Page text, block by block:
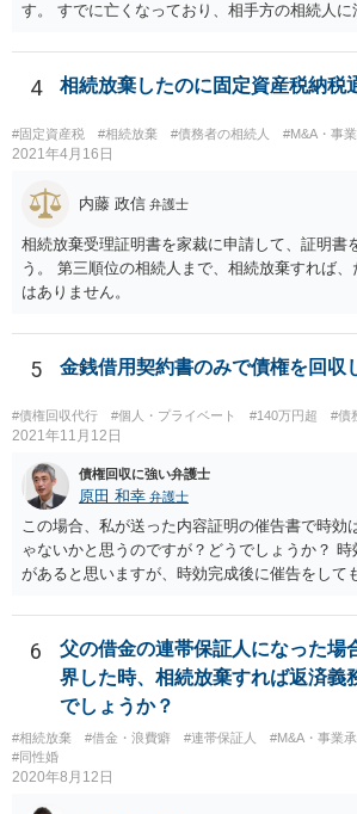
す。 すでに亡くなっており、相手方の相続人
が難しくなります。 お早めに相続人に請求し
場合は、弁護士に相談されるのがよろしいかと
4 相続放棄したのに固定資産税納税
#固定資産税 #相続放棄 #債務者の相続人 #M&A・事
2021年4月16日
内藤 政信 弁護士
相続放棄受理証明書を家裁に申請して、証明書
う。 第三順位の相続人まで、相続放棄すれば、
はありません。
5 金銭借用契約書のみで債権を回収
#債権回収代行 #個人・プライベート #140万円超 #債
2021年11月12日
債権回収に強い弁護士
原田 和幸 弁護士
この場合、私が送った内容証明の催告書で時効
ゃないかと思うのですが？どうでしょうか？
があると思いますが、時効完成後に催告をして
6
父の借金の連帯保証人になった場
界した時、相続放棄すれば返済義
でしょうか？
#相続放棄 #借金・浪費癖 #連帯保証人 #M&A・事業
#同性婚
2020年8月12日